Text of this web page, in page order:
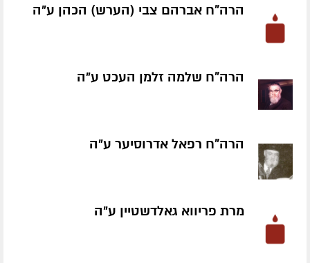
הרה"ח אברהם צבי (הערש) הכהן ע״ה
הרה"ח שלמה זלמן העכט ע״ה
הרה"ח רפאל אדרוסיער ע״ה
מרת פריווא גאלדשטיין ע״ה